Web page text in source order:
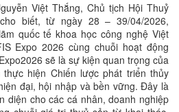
Việt Thắng, Chủ tịch Hội Thuỷ
biết, từ ngày 28 – 39/04/2026,
quốc tế khoa học công nghệ Việt
Expo 2026 cùng chuỗi hoạt động
sẽ là sự kiện quan trọng của
hiện Chiến lược phát triển thủy
đại, hội nhập và bền vững. Đây là
diện cho các cá nhân, doanh nghiệp